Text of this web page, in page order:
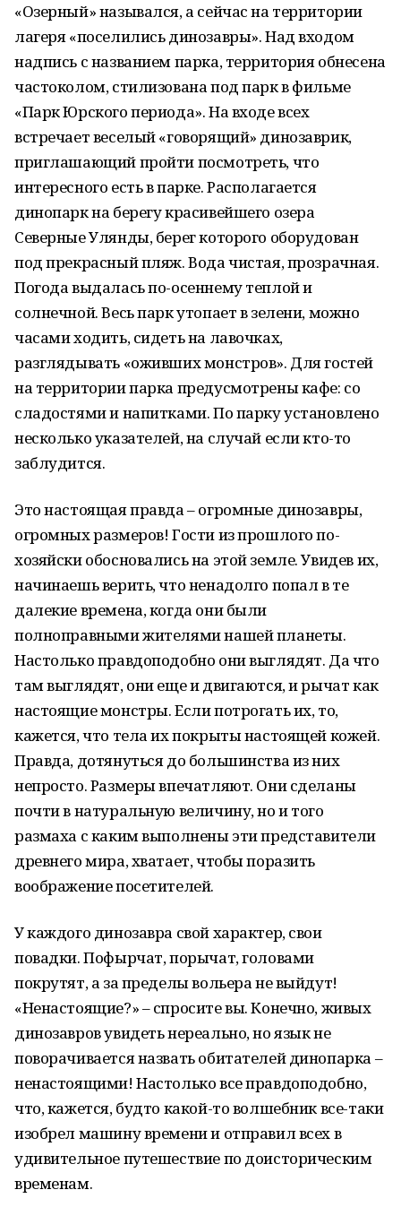
«Озерный» назывался, а сейчас на территории
лагеря «поселились динозавры». Над входом
надпись с названием парка, территория обнесена
частоколом, стилизована под парк в фильме
«Парк Юрского периода». На входе всех
встречает веселый «говорящий» динозаврик,
приглашающий пройти посмотреть, что
интересного есть в парке. Располагается
динопарк на берегу красивейшего озера
Северные Улянды, берег которого оборудован
под прекрасный пляж. Вода чистая, прозрачная.
Погода выдалась по-осеннему теплой и
солнечной. Весь парк утопает в зелени, можно
часами ходить, сидеть на лавочках,
разглядывать «оживших монстров». Для гостей
на территории парка предусмотрены кафе: со
сладостями и напитками. По парку установлено
несколько указателей, на случай если кто-то
заблудится.
Это настоящая правда – огромные динозавры,
огромных размеров! Гости из прошлого по-
хозяйски обосновались на этой земле. Увидев их,
начинаешь верить, что ненадолго попал в те
далекие времена, когда они были
полноправными жителями нашей планеты.
Настолько правдоподобно они выглядят. Да что
там выглядят, они еще и двигаются, и рычат как
настоящие монстры. Если потрогать их, то,
кажется, что тела их покрыты настоящей кожей.
Правда, дотянуться до большинства из них
непросто. Размеры впечатляют. Они сделаны
почти в натуральную величину, но и того
размаха с каким выполнены эти представители
древнего мира, хватает, чтобы поразить
воображение посетителей.
У каждого динозавра свой характер, свои
повадки. Пофырчат, порычат, головами
покрутят, а за пределы вольера не выйдут!
«Ненастоящие?» – спросите вы. Конечно, живых
динозавров увидеть нереально, но язык не
поворачивается назвать обитателей динопарка –
ненастоящими! Настолько все правдоподобно,
что, кажется, будто какой-то волшебник все-таки
изобрел машину времени и отправил всех в
удивительное путешествие по доисторическим
временам.